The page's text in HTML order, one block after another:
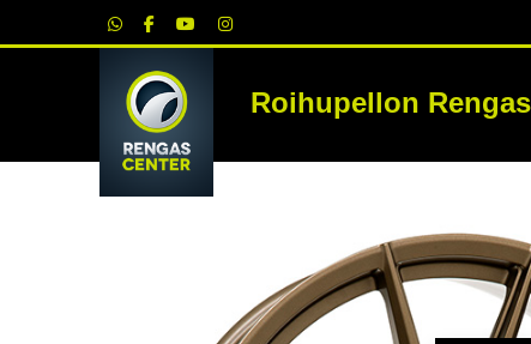
Roihupellon Rengas